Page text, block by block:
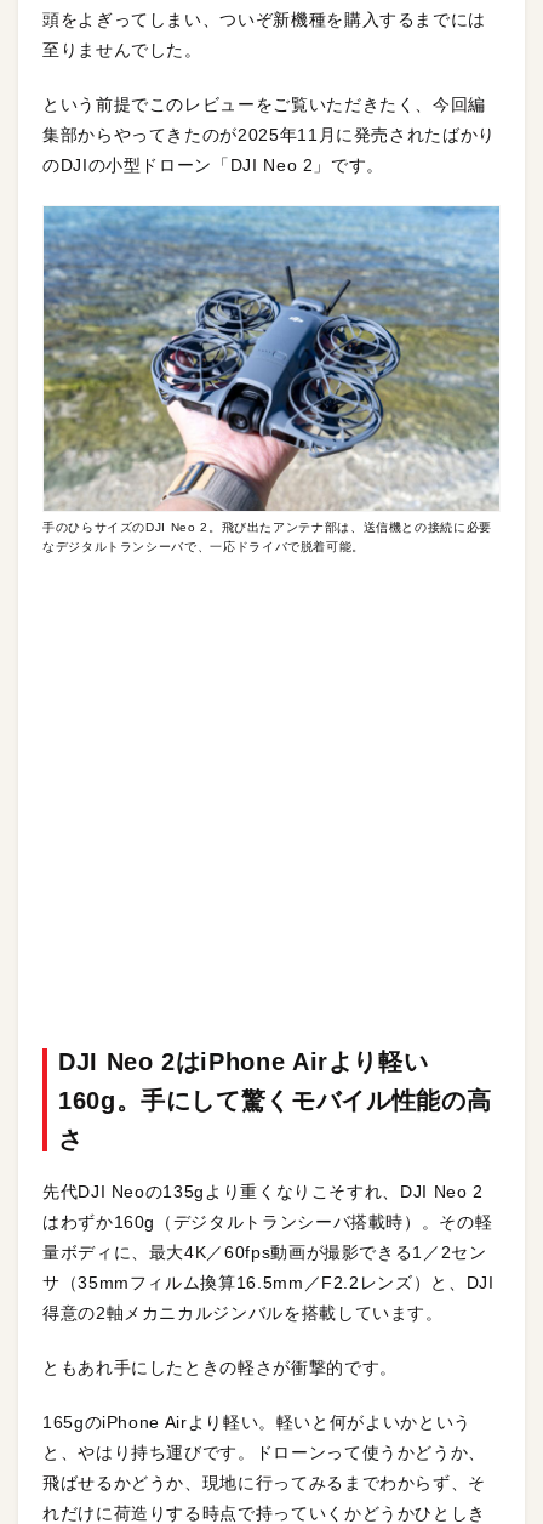
頭をよぎってしまい、ついぞ新機種を購入するまでには
至りませんでした。
という前提でこのレビューをご覧いただきたく、今回編
集部からやってきたのが2025年11月に発売されたばかり
のDJIの小型ドローン「DJI Neo 2」です。
手のひらサイズのDJI Neo 2。飛び出たアンテナ部は、送信機との接続に必要
なデジタルトランシーバで、一応ドライバで脱着可能。
DJI Neo 2はiPhone Airより軽い
160g。手にして驚くモバイル性能の高
さ
先代DJI Neoの135gより重くなりこそすれ、DJI Neo 2
はわずか160g（デジタルトランシーバ搭載時）。その軽
量ボディに、最大4K／60fps動画が撮影できる1／2セン
サ（35mmフィルム換算16.5mm／F2.2レンズ）と、DJI
得意の2軸メカニカルジンバルを搭載しています。
ともあれ手にしたときの軽さが衝撃的です。
165gのiPhone Airより軽い。軽いと何がよいかという
と、やはり持ち運びです。ドローンって使うかどうか、
飛ばせるかどうか、現地に行ってみるまでわからず、そ
れだけに荷造りする時点で持っていくかどうかひとしき